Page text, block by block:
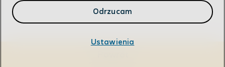
Przysługuje Ci prawo do dostępu do danych, ich usunięcia,
ograniczenia przetwarzania, przenoszenia, sprzeciwu, sprostowania
Szczegółowe informacje dotyczące przetwarzania danych oraz
Odrzucam
Ustawienia